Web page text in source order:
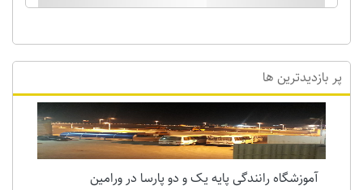
پر بازدیدترین ها
آموزشگاه رانندگی پایه یک و دو پارسا در ورامین